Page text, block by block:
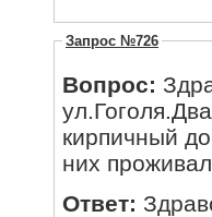
Запрос №726
Вопрос:
кирпичный
них
Ответ: